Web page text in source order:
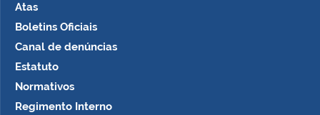
Atas
Boletins Oficiais
Canal de denúncias
Estatuto
Normativos
Regimento Interno